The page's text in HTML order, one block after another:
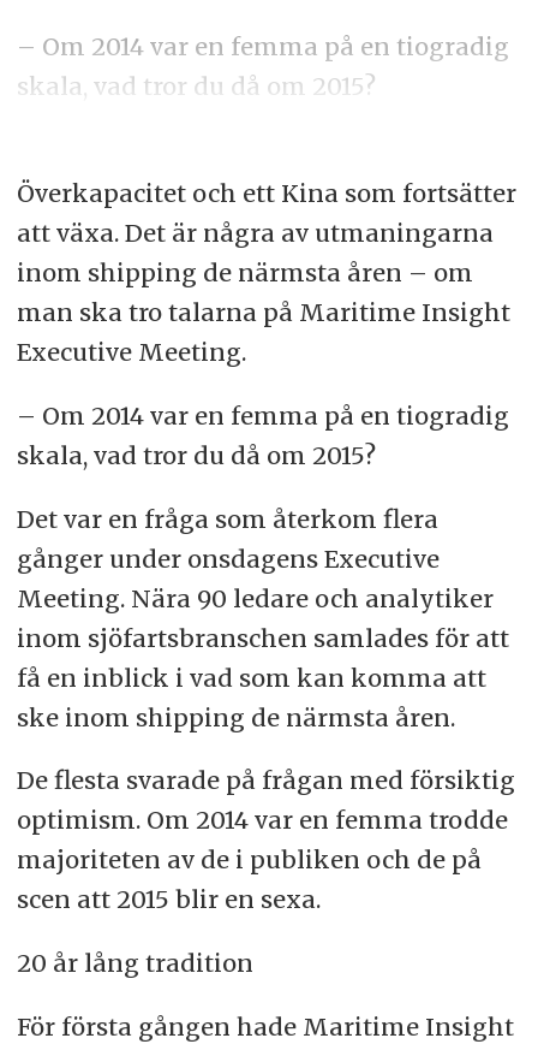
– Om 2014 var en femma på en tiogradig
skala, vad tror du då om 2015?
Överkapacitet och ett Kina som fortsätter
att växa. Det är några av utmaningarna
inom shipping de närmsta åren – om
man ska tro talarna på Maritime Insight
Executive Meeting.
– Om 2014 var en femma på en tiogradig
skala, vad tror du då om 2015?
Det var en fråga som återkom flera
gånger under onsdagens Executive
Meeting. Nära 90 ledare och analytiker
inom sjöfartsbranschen samlades för att
få en inblick i vad som kan komma att
ske inom shipping de närmsta åren.
De flesta svarade på frågan med försiktig
optimism. Om 2014 var en femma trodde
majoriteten av de i publiken och de på
scen att 2015 blir en sexa.
20 år lång tradition
För första gången hade Maritime Insight